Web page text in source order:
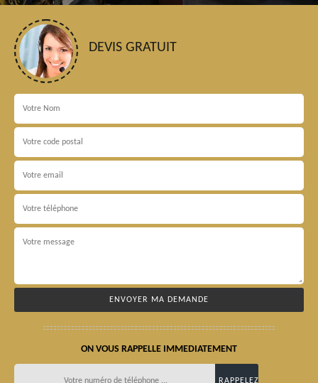
DEVIS GRATUIT
ON VOUS RAPPELLE IMMEDIATEMENT